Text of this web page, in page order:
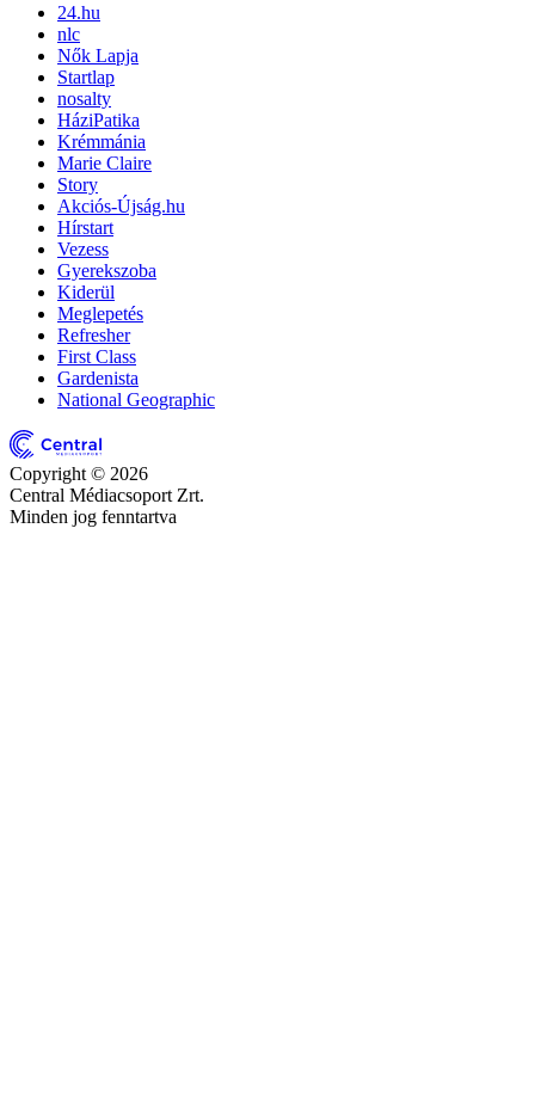
24.hu
nlc
Nők Lapja
Startlap
nosalty
HáziPatika
Krémmánia
Marie Claire
Story
Akciós-Újság.hu
Hírstart
Vezess
Gyerekszoba
Kiderül
Meglepetés
Refresher
First Class
Gardenista
National Geographic
Copyright © 2026
Central Médiacsoport Zrt.
Minden jog fenntartva